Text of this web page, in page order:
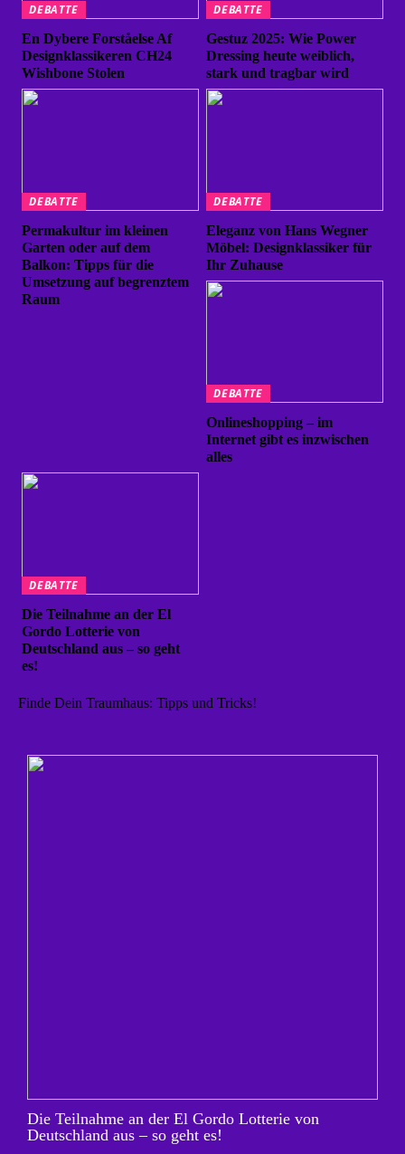
DEBATTE
En Dybere Forståelse Af
Designklassikeren CH24
Wishbone Stolen
DEBATTE
Gestuz 2025: Wie Power
Dressing heute weiblich,
stark und tragbar wird
DEBATTE
Permakultur im kleinen
Garten oder auf dem
Balkon: Tipps für die
Umsetzung auf begrenztem
Raum
DEBATTE
Eleganz von Hans Wegner
Möbel: Designklassiker für
Ihr Zuhause
DEBATTE
Onlineshopping – im
Internet gibt es inzwischen
alles
DEBATTE
Die Teilnahme an der El
Gordo Lotterie von
Deutschland aus – so geht
es!
Finde Dein Traumhaus: Tipps und Tricks!
Die Teilnahme an der El Gordo Lotterie von
Deutschland aus – so geht es!